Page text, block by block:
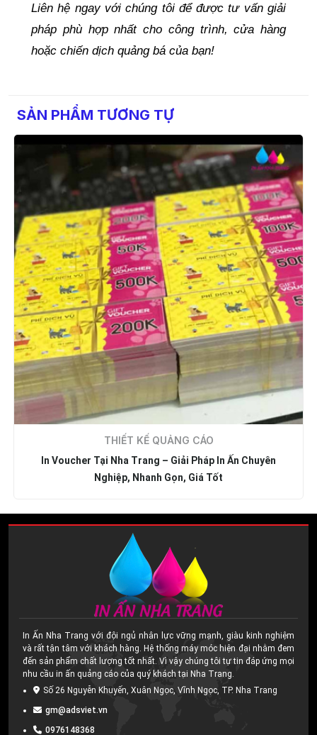
Liên hệ ngay với chúng tôi để được tư vấn giải
pháp phù hợp nhất cho công trình, cửa hàng
hoặc chiến dịch quảng bá của bạn!
SẢN PHẨM TƯƠNG TỰ
THIẾT KẾ QUẢNG CÁO
In Voucher Tại Nha Trang – Giải Pháp In Ấn Chuyên
Nghiệp, Nhanh Gọn, Giá Tốt
In Ấn Nha Trang với đội ngủ nhân lực vững mạnh, giàu kinh nghiệm
và rất tận tâm với khách hàng. Hệ thống máy móc hiện đại nhằm đem
đến sản phẩm chất lượng tốt nhất. Vì vậy chúng tôi tự tin đáp ứng mọi
nhu cầu in ấn quảng cáo của quý khách tại Nha Trang.
Số 26 Nguyễn Khuyến, Xuân Ngọc, Vĩnh Ngọc, TP. Nha Trang
gm@adsviet.vn
0976148368